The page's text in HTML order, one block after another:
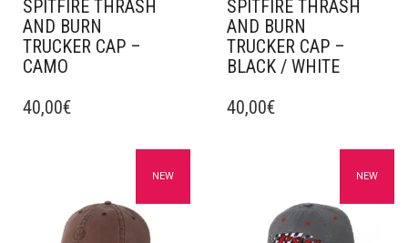
SPITFIRE THRASH
AND BURN
TRUCKER CAP –
CAMO
40,00€
SPITFIRE THRASH
AND BURN
TRUCKER CAP –
BLACK / WHITE
40,00€
Ajouter à mes favorisNEW Ajouter à mes favorisNEW